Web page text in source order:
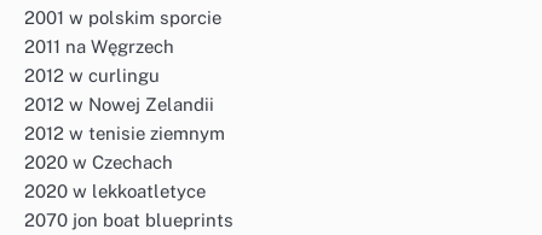
2001 w polskim sporcie
2011 na Węgrzech
2012 w curlingu
2012 w Nowej Zelandii
2012 w tenisie ziemnym
2020 w Czechach
2020 w lekkoatletyce
2070 jon boat blueprints